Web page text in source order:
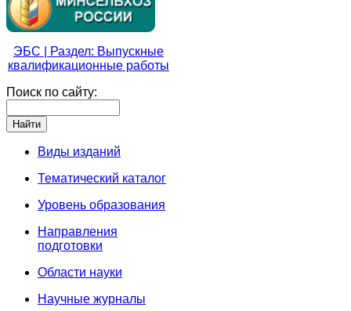
ЭБС | Раздел: Выпускные
квалификационные работы
Поиск по сайту:
Виды изданий
Тематический каталог
Уровень образования
Направления
подготовки
Области науки
Научные журналы